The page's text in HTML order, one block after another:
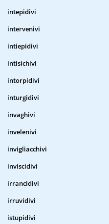
intepidivi
intervenivi
intiepidivi
intisichivi
intorpidivi
inturgidivi
invaghivi
invelenivi
invigliacchivi
inviscidivi
irrancidivi
irruvidivi
istupidivi